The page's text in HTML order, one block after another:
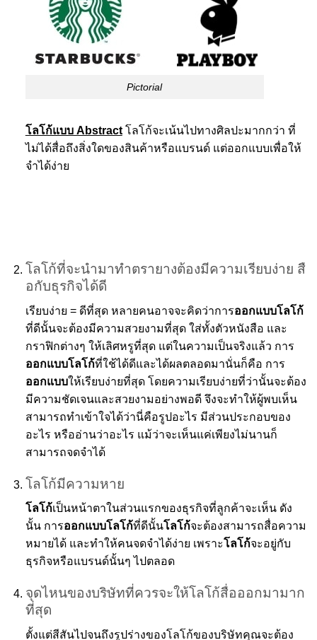
Pictorial
โลโก้แบบ Abstractโลโก้จะเน้นไปทางศิลปะมากกว่า ที่
ไม่ได้สื่อถึงสิ่งใดของสินค้าหรือแบรนด์ แต่ออกแบบเพื่อให้
จำได้ง่าย
โลโก้ที่จะนำมาทำตรายางต้องมีความเรียบง่าย สื
อกับธุรกิจได้ดี
เรียบง่าย = ดีที่สุด หลายคนอาจจะคิดว่าการออกแบบโลโก้
ที่ดีนั้นจะต้องมีความสวยงามที่สุด ใส่ทั้งตัวหนังสือ และ
กราฟิกต่างๆ ให้เลิศหรูที่สุด แต่ในความเป็นจริงแล้ว การ
ออกแบบโลโก้ที่ใช้ได้ดีและได้ผลตลอดมานั่นก็คือ การ
ออกแบบให้เรียบง่ายที่สุด โดยความเรียบง่ายที่ว่านั้นจะต้อง
มีความชัดเจนและสวยงามอย่างพอดี จึงจะทำให้ผู้พบเห็น
สามารถทำเข้าใจได้ว่านี่คือรูปอะไร มีส่วนประกอบของ
อะไร หรืออ่านว่าอะไร แม้ว่าจะเห็นแค่เพียงไม่นานก็
สามารถจดจำได้
โลโก้มีความหาย
โลโก้เป็นหน้าตาในส่วนแรกของธุรกิจที่ลูกค้าจะเห็น ดัง
นั้น การออกแบบโลโก้ที่ดีนั้นโลโก้จะต้องสามารถสื่อความ
หมายได้ และทำให้คนจดจำได้ง่าย เพราะโลโก้จะอยู่กับ
ธุรกิจหรือแบรนด์นั้นๆ ไปตลอด
จุดไหนของบริษัทที่ควรจะให้โลโก้สื่อออกมามาก
ที่สุด
ตั้งแต่สีสันไปจนถึงรูปร่างของโลโก้ของบริษัทคุณจะต้อง